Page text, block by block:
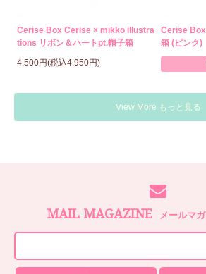
Cerise Box Cerise × mikko illustra
tions リボン＆ハートpt.帽子箱
4,500円(税込4,950円)
Cerise Box
箱 (ピンク)
View More もっと見る
MAIL MAGAZINE メールマ